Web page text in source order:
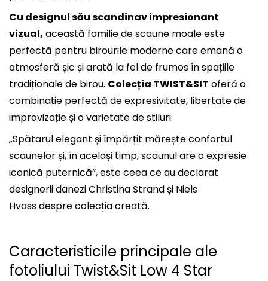
Cu designul său scandinav impresionant
vizual, această familie de scaune moale este
perfectă pentru birourile moderne care emană o
atmosferă șic și arată la fel de frumos în spațiile
tradiționale de birou. Colecția TWIST&SIT oferă o
combinație perfectă de expresivitate, libertate de
improvizație și o varietate de stiluri.
„Spătarul elegant și împărțit mărește confortul
scaunelor și, în același timp, scaunul are o expresie
iconică puternică”, este ceea ce au declarat
designerii danezi Christina Strand și Niels
Hvass despre colecția creată.
Caracteristicile principale ale
fotoliului Twist&Sit Low 4 Star